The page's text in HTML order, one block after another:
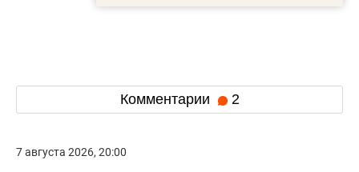
Комментарии 2
7 августа 2026, 20:00